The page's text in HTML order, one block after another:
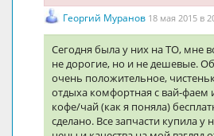
Георгий Муранов 18 мая 2015 в
Сегодня была у них на ТО, мне
не дорогие, но и не дешевые.
очень положительное,
отдыха комфортная с вай-фаем
кофе/чай (как я поняла)
сделано. Все запчасти купила